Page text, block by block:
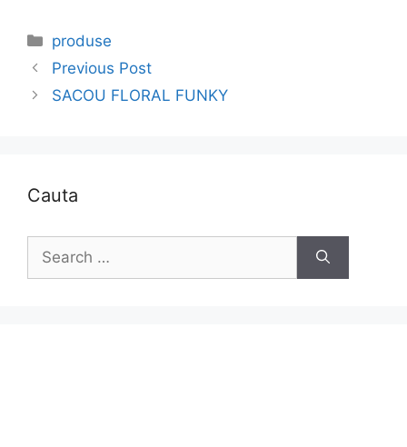
Categories
produse
Previous Post
SACOU FLORAL FUNKY
Cauta
Search
for: